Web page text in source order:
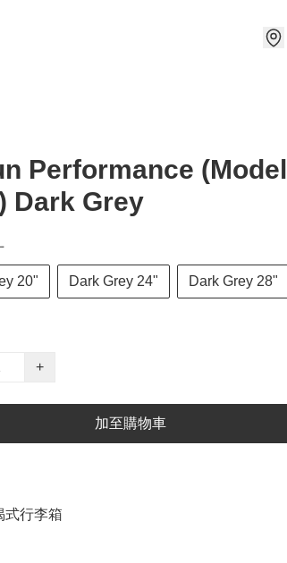
Performance (Model
Dark Grey
20" Dark Grey 24" Dark Grey 28"
+
加至購物車
式行李箱